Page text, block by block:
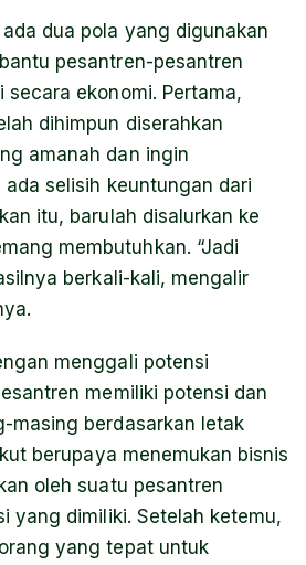
dua pola yang digunakan
pesantren-pesantren
ekonomi. Pertama,
dihimpun diserahkan
amanah dan ingin
selisih keuntungan dari
itu, barulah disalurkan ke
membutuhkan. “Jadi
berkali-kali, mengalir
menggali potensi
memiliki potensi dan
masing berdasarkan letak
berupaya menemukan bisnis
oleh suatu pesantren
yang dimiliki. Setelah ketemu,
yang tepat untuk